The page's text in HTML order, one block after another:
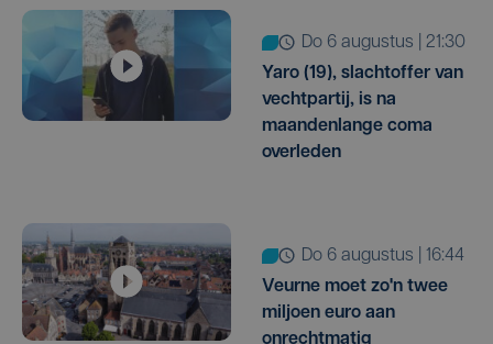
do 6 augustus | 21:30
Yaro (19), slachtoffer van
vechtpartij, is na
maandenlange coma
overleden
do 6 augustus | 16:44
Veurne moet zo'n twee
miljoen euro aan
onrechtmatig